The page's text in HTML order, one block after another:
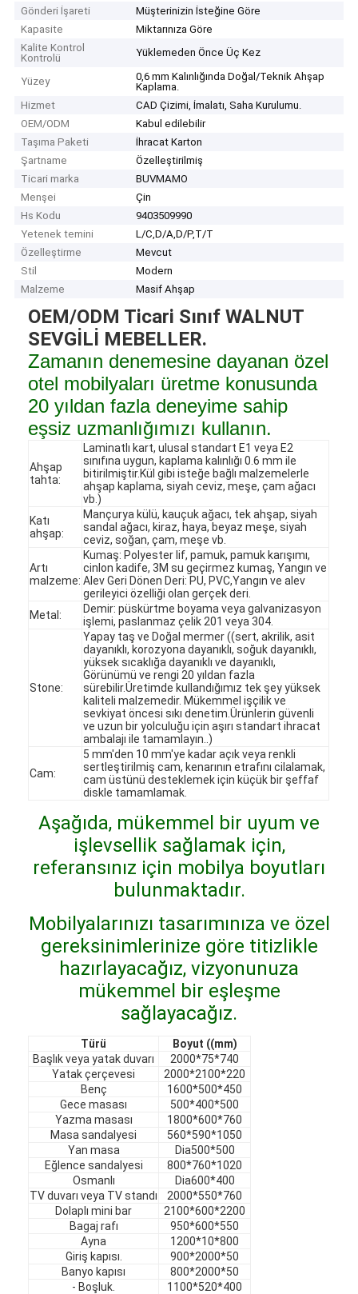
Videolar
VR şovu
Bizim Hakkımızda
Kalite Kontrol
Bize Ulaşın
Haberler
Davalar
Sorular
Şimdi konuşalım.
Gönderi İşareti
Müşterinizin İsteğine Göre
Kapasite
Miktarınıza Göre
Kalite Kontrol
Kontrolü
Yüklemeden Önce Üç Kez
Yüzey
0,6 mm Kalınlığında Doğal/Teknik Ahşap
Kaplama.
Hizmet
CAD Çizimi, İmalatı, Saha Kurulumu.
OEM/ODM
Kabul edilebilir
Taşıma Paketi
İhracat Karton
Şartname
Özelleştirilmiş
Ticari marka
BUVMAMO
Menşei
Çin
Hs Kodu
9403509990
Yetenek temini
L/C,D/A,D/P,T/T
Özelleştirme
Mevcut
Stil
Modern
Malzeme
Masif Ahşap
OEM/ODM Ticari Sınıf WALNUT
SEVGİLİ MEBELLER.
Zamanın denemesine dayanan özel
otel mobilyaları üretme konusunda
20 yıldan fazla deneyime sahip
eşsiz uzmanlığımızı kullanın.
Ahşap
tahta:
Laminatlı kart, ulusal standart E1 veya E2
sınıfına uygun, kaplama kalınlığı 0.6 mm ile
bitirilmiştir.Kül gibi isteğe bağlı malzemelerle
ahşap kaplama, siyah ceviz, meşe, çam ağacı
vb.)
Katı
ahşap:
Mançurya külü, kauçuk ağacı, tek ahşap, siyah
sandal ağacı, kiraz, haya, beyaz meşe, siyah
ceviz, soğan, çam, meşe vb.
Artı
malzeme:
Kumaş: Polyester lif, pamuk, pamuk karışımı,
cinlon kadife, 3M su geçirmez kumaş, Yangın ve
Alev Geri Dönen Deri: PU, PVC,Yangın ve alev
gerileyici özelliği olan gerçek deri.
Metal:
Demir: püskürtme boyama veya galvanizasyon
işlemi, paslanmaz çelik 201 veya 304.
Stone:
Yapay taş ve Doğal mermer ((sert, akrilik, asit
dayanıklı, korozyona dayanıklı, soğuk dayanıklı,
yüksek sıcaklığa dayanıklı ve dayanıklı,
Görünümü ve rengi 20 yıldan fazla
sürebilir.Üretimde kullandığımız tek şey yüksek
kaliteli malzemedir. Mükemmel işçilik ve
sevkiyat öncesi sıkı denetim.Ürünlerin güvenli
ve uzun bir yolculuğu için aşırı standart ihracat
ambalajı ile tamamlayın..)
Cam:
5 mm'den 10 mm'ye kadar açık veya renkli
sertleştirilmiş cam, kenarının etrafını cilalamak,
cam üstünü desteklemek için küçük bir şeffaf
diskle tamamlamak.
Aşağıda, mükemmel bir uyum ve
işlevsellik sağlamak için,
referansınız için mobilya boyutları
bulunmaktadır.
Mobilyalarınızı tasarımınıza ve özel
gereksinimlerinize göre titizlikle
hazırlayacağız, vizyonunuza
mükemmel bir eşleşme
sağlayacağız.
Türü
Boyut ((mm)
Başlık veya yatak duvarı
2000*75*740
Yatak çerçevesi
2000*2100*220
Benç
1600*500*450
Gece masası
500*400*500
Yazma masası
1800*600*760
Masa sandalyesi
560*590*1050
Yan masa
Dia500*500
Eğlence sandalyesi
800*760*1020
Osmanlı
Dia600*400
TV duvarı veya TV standı
2000*550*760
Dolaplı mini bar
2100*600*2200
Bagaj rafı
950*600*550
Ayna
1200*10*800
Giriş kapısı.
900*2000*50
Banyo kapısı
800*2000*50
- Boşluk.
1100*520*400